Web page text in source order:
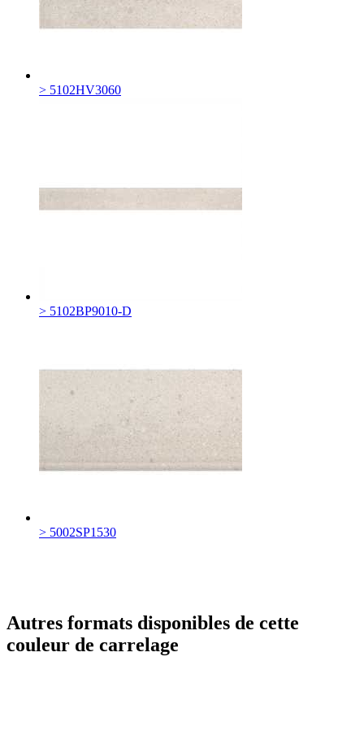
> 5102HV3060
> 5102BP9010-D
> 5002SP1530
Autres formats disponibles de cette
couleur de carrelage